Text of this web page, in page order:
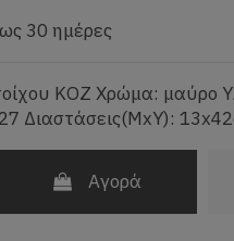
30 ημέρες
KOZ Χρώμα: μαύρο
Διαστάσεις(ΜxΥ):
Αγορά